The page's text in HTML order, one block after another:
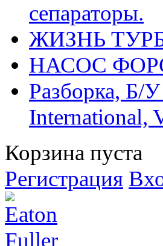
сепараторы.
ЖИЗНЬ
НАСОС
Разборка, Б/
International,
Корзина пуста
Регистрация